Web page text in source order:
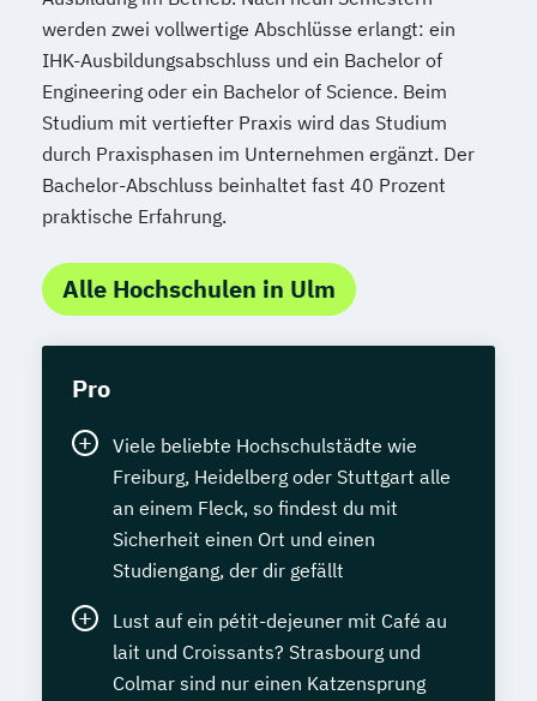
werden zwei vollwertige Abschlüsse erlangt: ein
IHK-Ausbildungsabschluss und ein Bachelor of
Engineering oder ein Bachelor of Science. Beim
Studium mit vertiefter Praxis wird das Studium
durch Praxisphasen im Unternehmen ergänzt. Der
Bachelor-Abschluss beinhaltet fast 40 Prozent
praktische Erfahrung.
Alle Hochschulen in Ulm
Pro
Viele beliebte Hochschulstädte wie
Freiburg, Heidelberg oder Stuttgart alle
an einem Fleck, so findest du mit
Sicherheit einen Ort und einen
Studiengang, der dir gefällt
Lust auf ein pétit-dejeuner mit Café au
lait und Croissants? Strasbourg und
Colmar sind nur einen Katzensprung